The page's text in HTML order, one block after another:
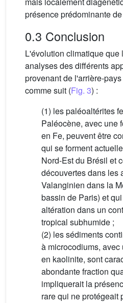
présence prédominante
0.3 Conclusion
L'évolution climatique que
analyses des différents
provenant de l'arrière-
comme suit (Fig. 3) :
(1) les paléoaltérites
Paléocène, avec une
en Fe, peuvent être
qui se forment
Nord-Est du Brésil et
découvertes dans les
Valanginien dans la
bassin de Paris) et
altération dans un
tropical subhumide ;
(2) les sédiments
à microcodiums,
en kaolinite, sont
abondante fraction
impliquerait la
rare qui ne protégeait